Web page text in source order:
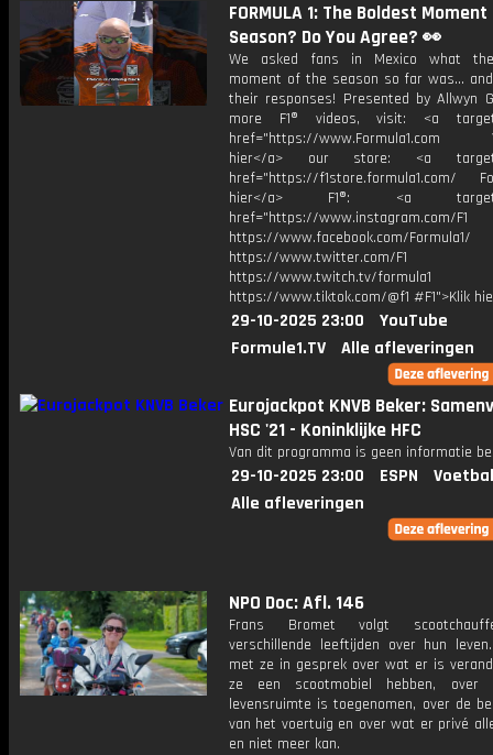
FORMULA 1: The Boldest
Season? Do You Agree? 👀
We asked fans in Mexico what
moment of the season so far was...
their responses! Presented by Allwyn
more F1® videos, visit: <a
href="https://www.Formula1.com
hier</a> our store: <a
href="https://f1store.formula1.com/
hier</a> F1®: <a
href="https://www.instagram.com/F1
https://www.facebook.com/Formula1/
https://www.twitter.com/F1
https://www.twitch.tv/formula1
https://www.tiktok.com/@f1 #F1">Klik
29-10-2025 23:00
YouTube
Formule1.TV
Alle afleveringen
Eurojackpot KNVB Beker:
HSC '21 - Koninklijke HFC
Van dit programma is geen informatie
29-10-2025 23:00 ESPN
Alle afleveringen
NPO Doc: Afl. 146
Frans Bromet volgt
verschillende leeftijden over hun
met ze in gesprek over wat er is
ze een scootmobiel hebben, over
levensruimte is toegenomen, over de
van het voertuig en over wat er privé
en niet meer kan.